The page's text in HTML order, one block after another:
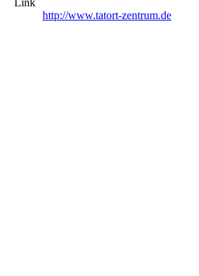
Link
http://www.tatort-zentrum.de